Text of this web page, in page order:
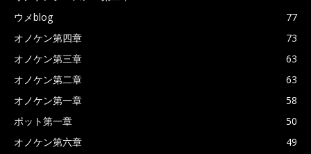
ウメblog
77
オノケン第四章
73
オノケン第三章
63
オノケン第二章
63
オノケン第一章
58
ポット第一章
50
オノケン第六章
49